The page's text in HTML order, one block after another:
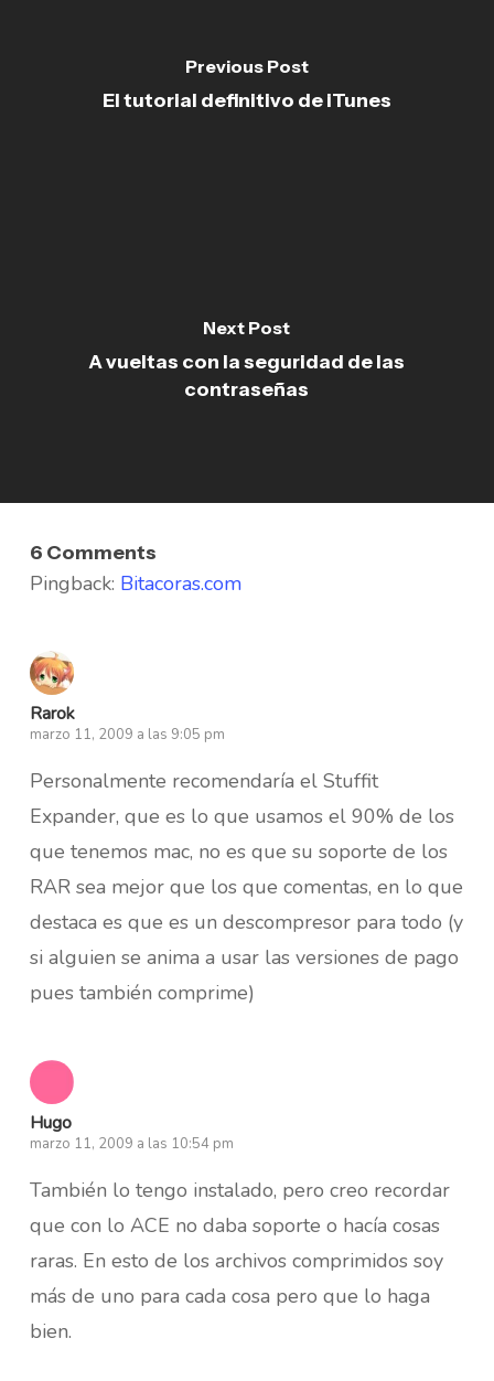
Previous Post
El tutorial definitivo de iTunes
Next Post
A vueltas con la seguridad de las
contraseñas
6 Comments
Pingback: Bitacoras.com
Rarok
marzo 11, 2009 a las 9:05 pm
Personalmente recomendaría el Stuffit
Expander, que es lo que usamos el 90% de los
que tenemos mac, no es que su soporte de los
RAR sea mejor que los que comentas, en lo que
destaca es que es un descompresor para todo (y
si alguien se anima a usar las versiones de pago
pues también comprime)
Hugo
marzo 11, 2009 a las 10:54 pm
También lo tengo instalado, pero creo recordar
que con lo ACE no daba soporte o hacía cosas
raras. En esto de los archivos comprimidos soy
más de uno para cada cosa pero que lo haga
bien.